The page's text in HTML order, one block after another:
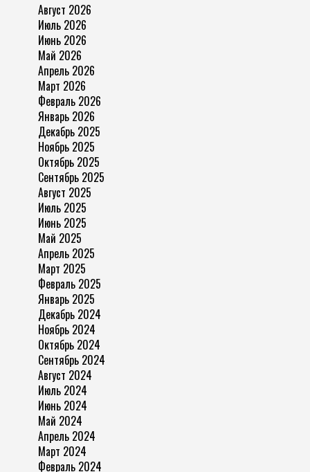
Август 2026
Июль 2026
Июнь 2026
Май 2026
Апрель 2026
Март 2026
Февраль 2026
Январь 2026
Декабрь 2025
Ноябрь 2025
Октябрь 2025
Сентябрь 2025
Август 2025
Июль 2025
Июнь 2025
Май 2025
Апрель 2025
Март 2025
Февраль 2025
Январь 2025
Декабрь 2024
Ноябрь 2024
Октябрь 2024
Сентябрь 2024
Август 2024
Июль 2024
Июнь 2024
Май 2024
Апрель 2024
Март 2024
Февраль 2024